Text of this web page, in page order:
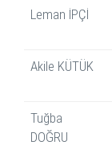
Leman İPÇİ
Akile KÜTÜK
Tuğba
DOĞRU